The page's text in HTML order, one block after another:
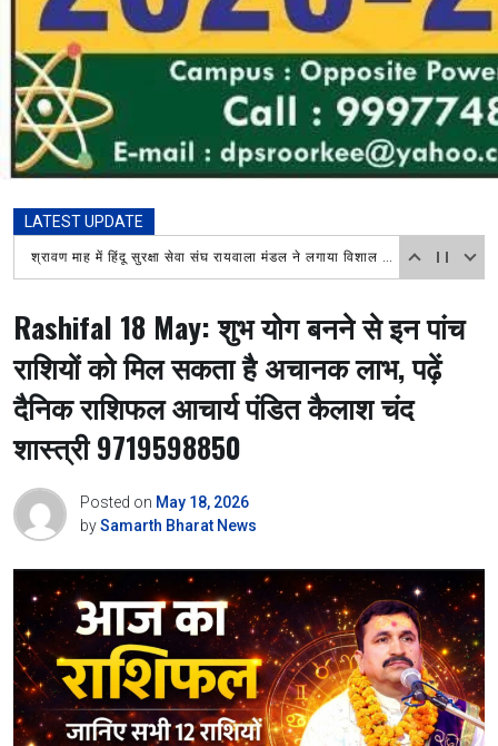
LATEST UPDATE
Rashifal 18 May: शुभ योग बनने से इन पांच
राशियों को मिल सकता है अचानक लाभ, पढ़ें
दैनिक राशिफल आचार्य पंडित कैलाश चंद
शास्त्री 9719598850
Posted on May 18, 2026
bySamarth Bharat News